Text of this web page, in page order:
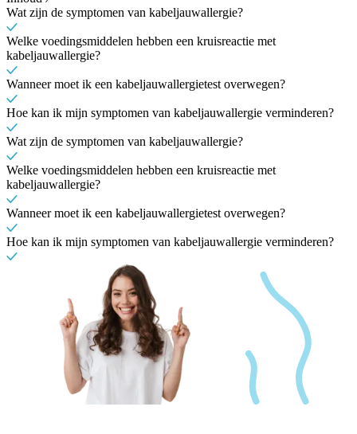
Wat zijn de symptomen van kabeljauwallergie?
Welke voedingsmiddelen hebben een kruisreactie met
kabeljauwallergie?
Wanneer moet ik een kabeljauwallergietest overwegen?
Hoe kan ik mijn symptomen van kabeljauwallergie verminderen?
Wat zijn de symptomen van kabeljauwallergie?
Welke voedingsmiddelen hebben een kruisreactie met
kabeljauwallergie?
Wanneer moet ik een kabeljauwallergietest overwegen?
Hoe kan ik mijn symptomen van kabeljauwallergie verminderen?